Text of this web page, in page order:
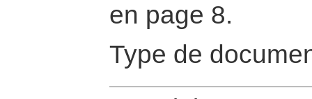
en page 8.
Type de